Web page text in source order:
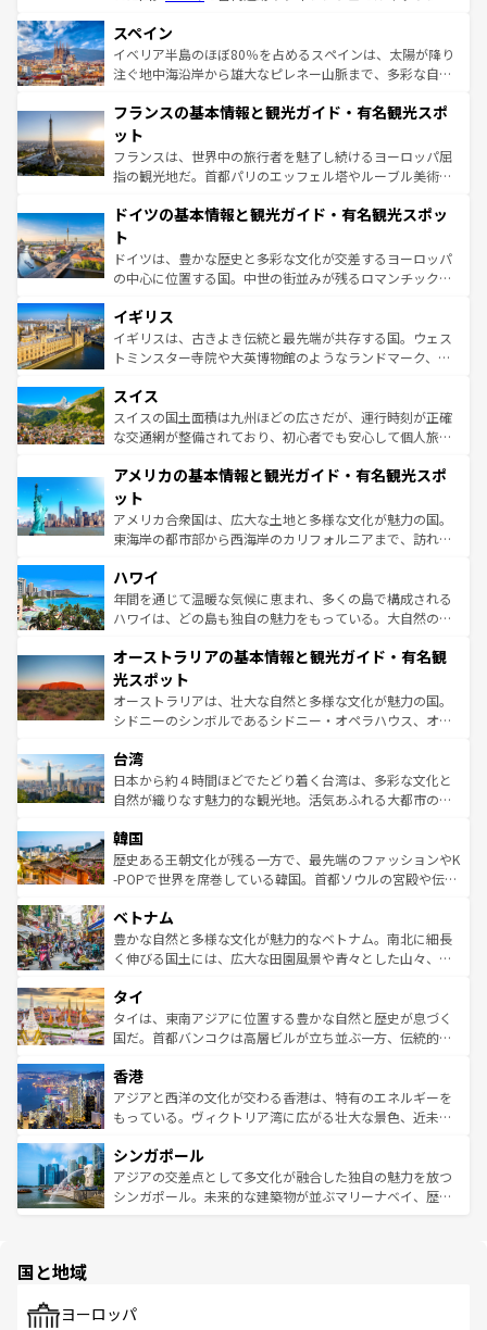
ろん、トスカーナの美しい田園風景やアマルフィ海岸の絶
景など、自然景観も見逃せない。観光の合間には、本場の
ピザやパスタなど、絶品のイタリア料理を堪能することも
ませてくれるイタリアで、忘れられない旅をしてみよう！
なお、新着のイタリア情報は
しい。
スペイン
イベリア半島のほぼ80％を占めるスペインは、太陽が降り
注ぐ地中海沿岸から雄大なピレネー山脈まで、多彩な自然
文化が根付くこの国では、情熱的なフラメンコ、熱気あふ
れる闘牛、そして美味しいタパスが生活の一部となってい
る。首都マドリードの洗練された雰囲気や、バルセロナの
アートに溢れた街角から、地方では古代ローマ遺跡や中世
せる。地方によって風土や気候が異なるスペインはその個
ンテンツ一覧 を参照してほしい。
フランスの基本情報と観光ガイド・有名観光スポ
ット
フランスは、世界中の旅行者を魅了し続けるヨーロッパ屈
指の観光地だ。首都パリのエッフェル塔やルーブル美術館
で、幅広い魅力が詰まっている。華麗な宮殿、歴史的な大
聖堂、美しいビーチ、そして豊かな自然が、訪れる者を心
から魅了する。また、フランスは美食の国としても知ら
れ、フランス料理はユネスコ無形文化遺産にも登録されて
香り高いラベンダー畑など、多彩な楽しみ方が可能だ。さ
らに、パリ以外の地域にも魅力が溢れており、どの街角に
も豊かな歴史と文化が息づいている。パリ以外の個性あふ
を参照してほしい。
ドイツの基本情報と観光ガイド・有名観光スポッ
ト
ドイツは、豊かな歴史と多彩な文化が交差するヨーロッパ
の中心に位置する国。中世の街並みが残るロマンチック街
顔を持つこの国は、どこを歩いても飽きることがない。ベ
ルリンの文化的活気、バイエルン州のアルプスの絶景、そ
してライン川沿いのワイン畑といった風景は必見。ビール
は、お酒好きな人にはぜひ体験してほしい。 なお、新着の
ドイツ情報はコンテンツ一覧を参照してほしい。
イギリス
イギリスは、古きよき伝統と最先端が共存する国。ウェス
トミンスター寺院や大英博物館のようなランドマーク、歴
リアごとに異なる魅力がある。また、優雅なアフタヌーン
ティー、ビール好きにはたまらない英国パブ、サッカー観
戦など、本場だからこそできる体験も豊富。イギリスを旅
ンツ一覧を参照してほしい。
スイス
スイスの国土面積は九州ほどの広さだが、運行時刻が正確
な交通網が整備されており、初心者でも安心して個人旅行
の建物がそのまま残る町や、スイスならではのユニークな
博物館もあり、アルプス観光だけでなく町歩きも満喫する
ことができる。国民の所得が高いため物価も高いが、旅行
者向けの交通パス提供のサービスもあり、うまく活用すれ
着のスイス情報は
アメリカの基本情報と観光ガイド・有名観光スポ
ット
アメリカ合衆国は、広大な土地と多様な文化が魅力の国。
東海岸の都市部から西海岸のカリフォルニアまで、訪れる
のような巨大都市は、観光、ショッピング、エンターテイ
ンメントが詰まった刺激的なスポットだ。一方、アメリカ
西部には大自然が広がり、グランドキャニオンやイエロー
部のニューオーリンズでは、音楽と美食が融合した独特の
文化が魅力。旅行者はアメリカの各地域で異なる魅力を楽
しみながら、その多様性と豊かな歴史を感じることができ
るだろう。車でのロードトリップや列車の旅も、アメリカ
情報は
ハワイ
年間を通じて温暖な気候に恵まれ、多くの島で構成される
ハワイは、どの島も独自の魅力をもっている。大自然の神
ワイ島は見逃せない。また、定番の観光地といえばオアフ
島だが、静かな自然を求めるならマウイ島やカウアイ島が
おすすめ。エメラルドグリーンに輝く海をはじめ、豊かな
文化や歴史が息づいている。「アロハスピリット」と呼ば
人々、おいしいローカルフードやハワイアンミュージッ
ク、伝統的なフラダンスなど、すべてがハワイの魅力を彩
っている。訪れるたびに新しい発見と感動が待っているハ
はコンテンツ一覧
オーストラリアの基本情報と観光ガイド・有名観
光スポット
オーストラリアは、壮大な自然と多様な文化が魅力の国。
シドニーのシンボルであるシドニー・オペラハウス、オー
リアリーフや大陸中央部にそびえるウルル（エアーズロッ
ク）、タスマニアの美しい原生林やケアンズの熱帯雨林な
ど、見どころがたくさん。また、カフェやワイン、オージ
いる。アクティビティも充実しており、サーフィンやダイ
ビング、ハイキングなど、アウトドア好きにはたまらな
い。オーストラリアの多彩な魅力を存分に味わいつくそ
参照してほしい。
台湾
日本から約４時間ほどでたどり着く台湾は、多彩な文化と
自然が織りなす魅力的な観光地。活気あふれる大都市の台
ン）、静ひつな山岳地帯である台湾東部など、都市の喧騒
と山間の静けさが共存しており、訪れる人に新しい発見と
驚きをもたらしてくれる。また、奥深い台湾の食文化も魅
容にもいいと評判のスイーツなど、バラエティ豊かな料理
が味わえる。 なお、新着の台湾情報は コンテンツ一覧を参
照してほしい。
韓国
歴史ある王朝文化が残る一方で、最先端のファッションやK
-POPで世界を席巻している韓国。首都ソウルの宮殿や伝統
き、地方に足を延ばせば四季折々の自然美を楽しむことが
できる。そして、キムチや焼肉、絶品のストリートフード
まで、さまざまな韓国料理が待っている。夜には、韓国な
リティに包まれながら、韓国の多彩な魅力を心ゆくまで味
わってみてほしい。 なお、新着の韓国情報はコンテンツ一
覧を参照してほしい。
ベトナム
豊かな自然と多様な文化が魅力的なベトナム。南北に細長
く伸びる国土には、広大な田園風景や青々とした山々、世
急速な発展と共に伝統が息づく。ハノイの古い町並みやホ
ーチミン市のフランス統治時代の建物も、独特の雰囲気を
醸し出している。また、バラエティの豊かさとおいしさで
とつ。フォーやバインミー、ベトナムコーヒーなどは、ぜ
ひ現地で味わいたい。どの地域を訪れてもあたたかい人々
が旅行者を迎えてくれるので、きっと忘れられない旅にな
参照してほしい。
タイ
タイは、東南アジアに位置する豊かな自然と歴史が息づく
国だ。首都バンコクは高層ビルが立ち並ぶ一方、伝統的な
の活気が交差している。北部ではチェンマイなどの山岳地
帯で自然と触れ合い、南部ではプーケットやクラビの美し
いビーチでリゾート気分を楽しむことができる。タイ料理
激する。気候は一年中温暖で、どの季節にも異なる楽しみ
が待っている。親しみやすいタイの人々、仏教を中心とし
た文化、そして多様な観光資源が、訪れる旅人を魅了し続
香港
アジアと西洋の文化が交わる香港は、特有のエネルギーを
もっている。ヴィクトリア湾に広がる壮大な景色、近未来
み、どこを訪れても感動するはず。観光スポットが密集し
ており、効率よく見どころを回れるのも魅力。息をのむよ
うな絶景から文化的な体験まで、香港を存分に楽しみ尽く
シンガポール
アジアの交差点として多文化が融合した独自の魅力を放つ
シンガポール。未来的な建築物が並ぶマリーナベイ、歴史
で、ホーカーズは地元の風情を楽しめる外せないスポット
国と地域
ヨーロッパ